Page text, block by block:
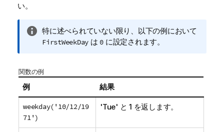
い。
情
報
特に述べられていない限り、以下の例において
FirstWeekDay は 0 に設定されます。
関数の例
例 結果
weekday('10/12/19
71')
'Tue' と 1 を返します。